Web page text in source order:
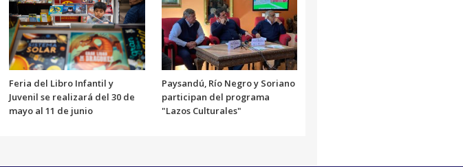
Feria del Libro Infantil y
Juvenil se realizará del 30 de
mayo al 11 de junio
Paysandú, Río Negro y Soriano
participan del programa
"Lazos Culturales"